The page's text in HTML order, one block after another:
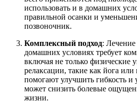
использовать и в домашних
правильной осанки и
позвоночник.
Комплексный подход: Лечение
домашних условиях требует
включая не только физические
релаксации, такие как йога
помогают улучшить гибкость
может снизить болевые
жизни.